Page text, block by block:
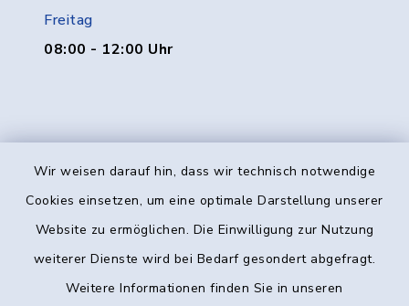
Wir weisen darauf hin, dass wir technisch notwendige
Cookies einsetzen, um eine optimale Darstellung unserer
Website zu ermöglichen. Die Einwilligung zur Nutzung
weiterer Dienste wird bei Bedarf gesondert abgefragt.
Weitere Informationen finden Sie in unseren
Freitag
08:00 - 12:00 Uhr
Kontakt
Datenschutz